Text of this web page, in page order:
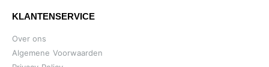
KLANTENSERVICE
Over ons
Algemene Voorwaarden